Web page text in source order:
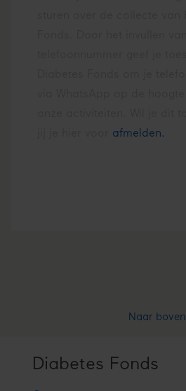
afmelden.
Naar boven
Diabetes Fonds